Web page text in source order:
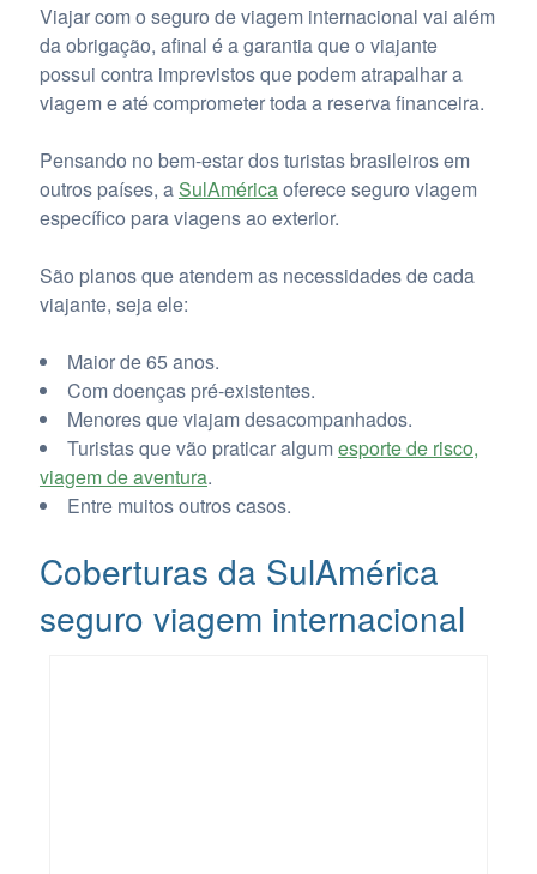
Viajar com o seguro de viagem internacional vai além
da obrigação, afinal é a garantia que o viajante
possui contra imprevistos que podem atrapalhar a
viagem e até comprometer toda a reserva financeira.
Pensando no bem-estar dos turistas brasileiros em
outros países, aSulAméricaoferece seguro viagem
específico para viagens ao exterior.
São planos que atendem as necessidades de cada
viajante, seja ele:
Maior de 65 anos.
Com doenças pré-existentes.
Menores que viajam desacompanhados.
Turistas que vão praticar algumesporte de risco,
viagem de aventura.
Entre muitos outros casos.
Coberturas da SulAmérica
seguro viagem internacional